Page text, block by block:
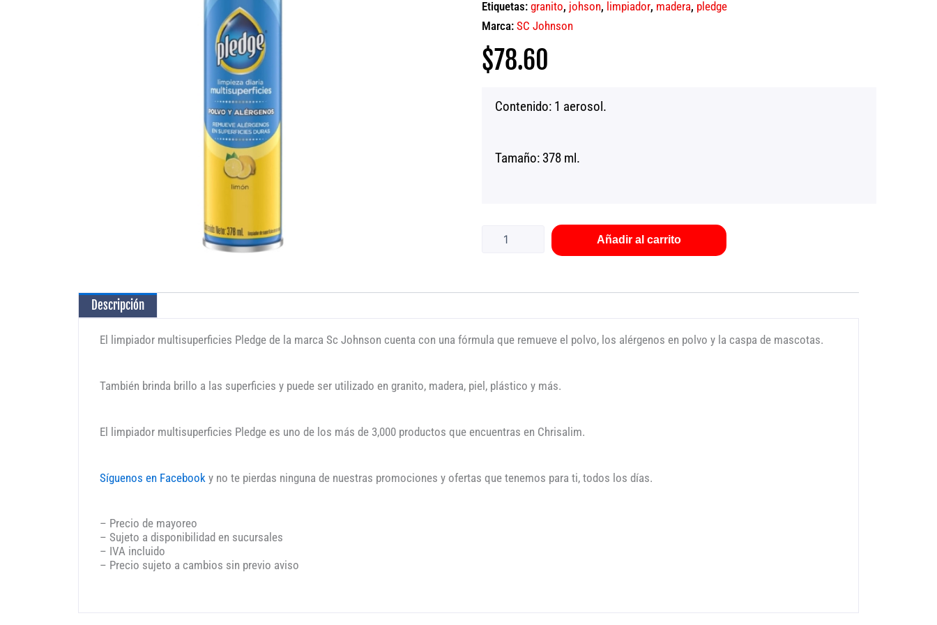
Etiquetas: granito, johson, limpiador, madera, pledge
Marca: SC Johnson
$78.60
Contenido: 1 aerosol.
Tamaño: 378 ml.
Pledge
cantidad
Añadir al carrito
Descripción
El limpiador multisuperficies Pledge de la marca Sc Johnson cuenta con una fórmula que remueve el polvo, los alérgenos en polvo y la caspa de mascotas.
También brinda brillo a las superficies y puede ser utilizado en granito, madera, piel, plástico y más.
El limpiador multisuperficies Pledge es uno de los más de 3,000 productos que encuentras en Chrisalim.
Síguenos en Facebook y no te pierdas ninguna de nuestras promociones y ofertas que tenemos para ti, todos los días.
– Precio de mayoreo
– Sujeto a disponibilidad en sucursales
– IVA incluido
– Precio sujeto a cambios sin previo aviso